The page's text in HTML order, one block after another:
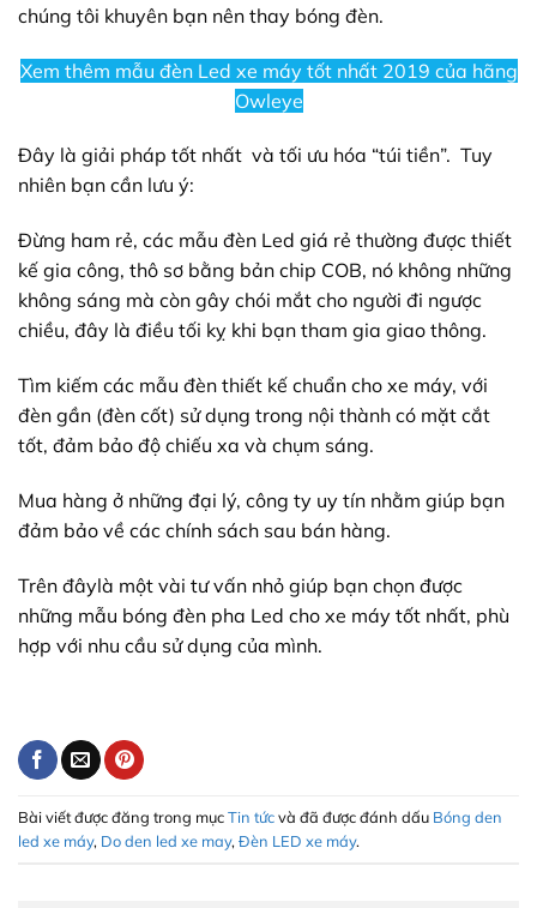
chúng tôi khuyên bạn nên thay bóng đèn.
Xem thêm mẫu đèn Led xe máy tốt nhất 2019 của hãng
Owleye
Đây là giải pháp tốt nhất và tối ưu hóa “túi tiền”. Tuy
nhiên bạn cần lưu ý:
Đừng ham rẻ, các mẫu đèn Led giá rẻ thường được thiết
kế gia công, thô sơ bằng bản chip COB, nó không những
không sáng mà còn gây chói mắt cho người đi ngược
chiều, đây là điều tối kỵ khi bạn tham gia giao thông.
Tìm kiếm các mẫu đèn thiết kế chuẩn cho xe máy, với
đèn gần (đèn cốt) sử dụng trong nội thành có mặt cắt
tốt, đảm bảo độ chiếu xa và chụm sáng.
Mua hàng ở những đại lý, công ty uy tín nhằm giúp bạn
đảm bảo về các chính sách sau bán hàng.
Trên đâylà một vài tư vấn nhỏ giúp bạn chọn được
những mẫu bóng đèn pha Led cho xe máy tốt nhất, phù
hợp với nhu cầu sử dụng của mình.
Bài viết được đăng trong mụcTin tứcvà đã được đánh dấu Bóng den
led xe máy, Do den led xe may, Đèn LED xe máy.